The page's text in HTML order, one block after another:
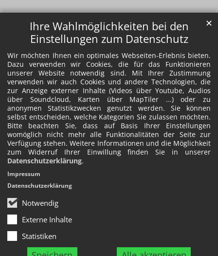
Ihre Wahlmöglichkeiten bei den
Einstellungen zum Datenschutz
Wir möchten Ihnen ein optimales Webseiten-Erlebnis bieten.
Dazu verwenden wir Cookies, die für das Funktionieren
unserer Website notwendig sind. Mit Ihrer Zustimmung
verwenden wir auch Cookies und andere Technologien, die
zur Anzeige externer Inhalte (Videos über Youtube, Audios
über Soundcloud, Karten über MapTiler ...) oder zu
anonymen Statistikzwecken genutzt werden. Sie können
selbst entscheiden, welche Kategorien Sie zulassen möchten.
Bitte beachten Sie, dass auf Basis Ihrer Einstellungen
womöglich nicht mehr alle Funktionalitäten der Seite zur
Verfügung stehen. Weitere Informationen und die Möglichkeit
zum Widerruf Ihrer Einwillung finden Sie in unserer
Datenschutzerklärung.
Notwendig
Externe Inhalte
Statistiken
✕
Impressum
Datenschutzerklärung